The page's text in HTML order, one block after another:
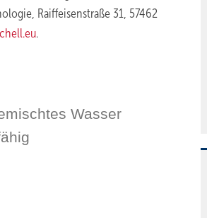
Raiffeisenstraße 31, 57462
.
Wasser